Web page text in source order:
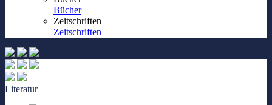
Bücher
Zeitschriften
Zeitschriften
Literatur